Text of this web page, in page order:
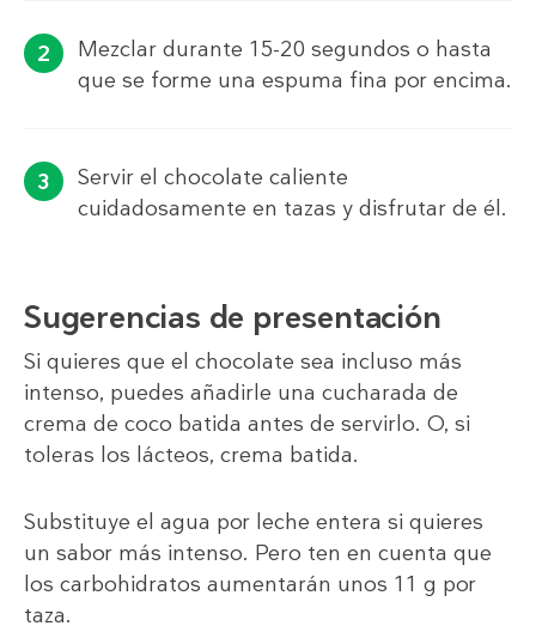
Mezclar durante 15-20 segundos o hasta
que se forme una espuma fina por encima.
Servir el chocolate caliente
cuidadosamente en tazas y disfrutar de él.
Sugerencias de presentación
Si quieres que el chocolate sea incluso más
intenso, puedes añadirle una cucharada de
crema de coco batida antes de servirlo. O, si
toleras los lácteos, crema batida.
Substituye el agua por leche entera si quieres
un sabor más intenso. Pero ten en cuenta que
los carbohidratos aumentarán unos 11 g por
taza.